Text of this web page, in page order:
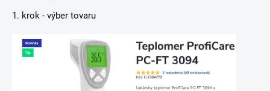
1. krok - výber tovaru